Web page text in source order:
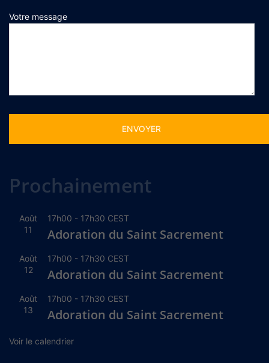
Votre message
Prochainement
Août
11
17h00 - 17h30 CEST
Adoration du Saint Sacrement
Août
12
17h00 - 17h30 CEST
Adoration du Saint Sacrement
Août
13
17h00 - 17h30 CEST
Adoration du Saint Sacrement
Voir le calendrier